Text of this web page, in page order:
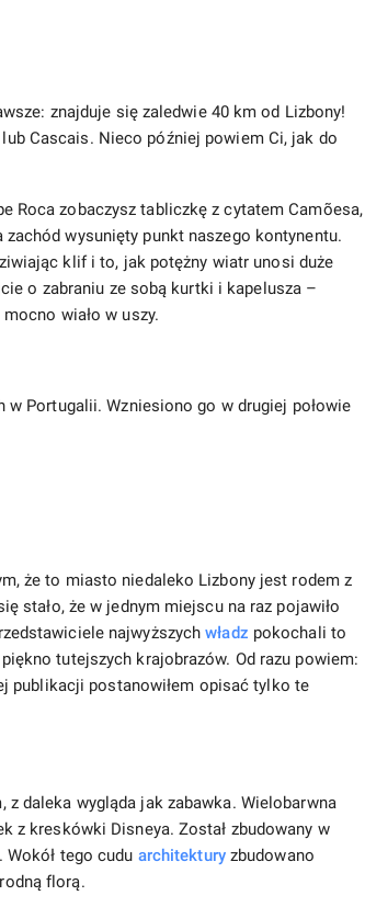
znajduje się zaledwie 40 km od Lizbony!
Cascais. Nieco później powiem Ci, jak do
Roca zobaczysz tabliczkę z cytatem Camõesa,
zachód wysunięty punkt naszego kontynentu.
klif i to, jak potężny wiatr unosi duże
o zabraniu ze sobą kurtki i kapelusza –
wiało w uszy.
Portugalii. Wzniesiono go w drugiej połowie
że to miasto niedaleko Lizbony jest rodem z
stało, że w jednym miejscu na raz pojawiło
najwyższychwładz pokochali to
tutejszych krajobrazów. Od razu powiem:
publikacji postanowiłem opisać tylko te
daleka wygląda jak zabawka. Wielobarwna
z kreskówki Disneya. Został zbudowany w
tego cudu architekturyzbudowano
florą.